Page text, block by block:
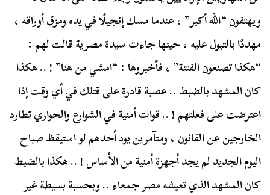
ويهتفون “الله أكبر” ، عندما مسك إنجيلًا في يده ومزق أوراقه ،
مهددًا بالتبول عليه ، حينها جاءت سيدة مصرية قالت لهم :
“هكذا تصنعون الفتنة” ، فأخبروها : “امشي من هنا” ! .. هكذا
كان المشهد بالضبط .. عصبة قادرة على قتلك في أي وقت إذا
اعترضت على فعلتهم ! .. قوات أمنية في الشوارع والحواري تطارد
الخارجين عن القانون ، ومتآمرين يود أحدهم لو استيقظ صباح
اليوم الجديد لم يجد أجهزة أمنية من الأساس ! .. هكذا بالضبط
كان المشهد الذي تعيشه مصر جمعاء .. وبحسبة بسيطة غير